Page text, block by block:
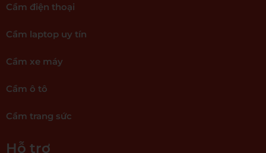
Cầm điện thoại
Cầm laptop uy tín
Cầm xe máy
Cầm ô tô
Cầm trang sức
Hỗ trợ